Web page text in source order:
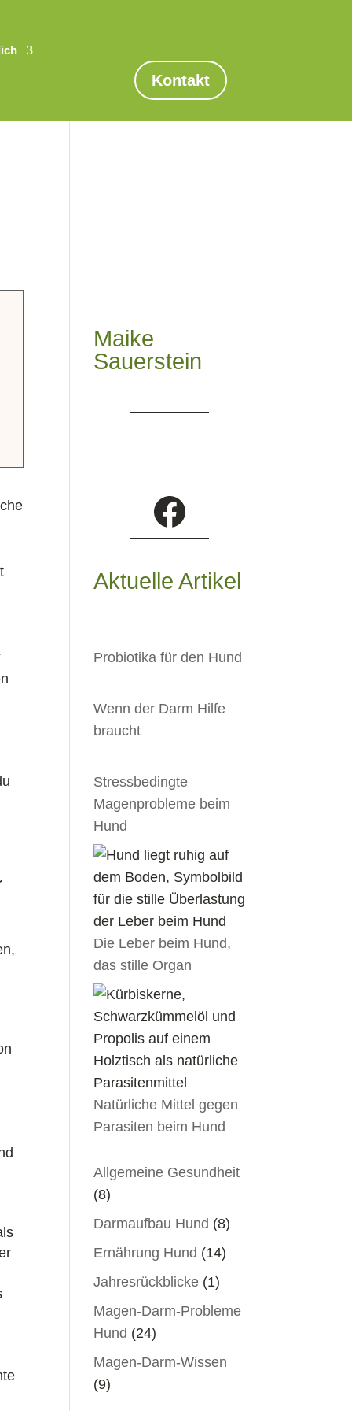
Kontakt
Maike
Sauerstein
Facebook
Aktuelle Artikel
Probiotika für den Hund
Wenn der Darm Hilfe
braucht
Stressbedingte
Magenprobleme beim
Hund
Die Leber beim Hund,
das stille Organ
Natürliche Mittel gegen
Parasiten beim Hund
Allgemeine Gesundheit
(8)
Darmaufbau Hund (8)
Ernährung Hund (14)
Jahresrückblicke (1)
Magen-Darm-Probleme
Hund (24)
Magen-Darm-Wissen
(9)